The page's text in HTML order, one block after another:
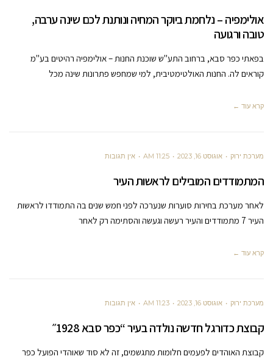
אולימפיה – נלחמת ביוקר המחיה ונותנת לכם שינה ערבה,
טובה ורגועה
בפאתי כפר סבא, ברחוב התע"ש שוכנת החנות – אולימפיה רהיטים בע"מ
קוראים לה. החנות האולטימטיבית, למי שמחפש פתרונות שינה מכל
קרא עוד ←
מערכת ירוק אוגוסט 16, 2023 11:25 AM אין תגובות
המתמודדים המובילים לראשות העיר
לאחר מערכת בחירות סוערות שנערכה לפני חמש שנים בה התמודדו לראשות
העיר 7 מתמודדים והעיר רעשה וגעשה והסתימה רק לאחר
קרא עוד ←
מערכת ירוק אוגוסט 16, 2023 11:23 AM אין תגובות
קבוצת כדורגל חדשה נולדה בעיר “כפר סבא 1928״
קבוצת האוהדים לפעמים חלומות מתגשמים, זה לא סוד שאוהדי הפועל כפר